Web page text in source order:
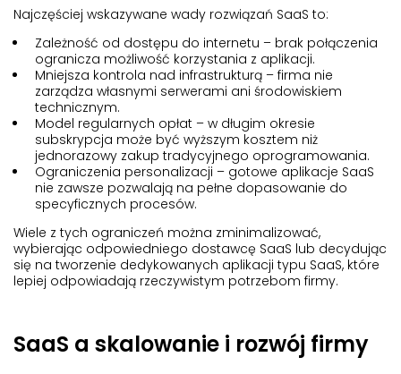
Najczęściej wskazywane wady rozwiązań SaaS to:
Zależność od dostępu do internetu – brak połączenia
ogranicza możliwość korzystania z aplikacji.
Mniejsza kontrola nad infrastrukturą – firma nie
zarządza własnymi serwerami ani środowiskiem
technicznym.
Model regularnych opłat – w długim okresie
subskrypcja może być wyższym kosztem niż
jednorazowy zakup tradycyjnego oprogramowania.
Ograniczenia personalizacji – gotowe aplikacje SaaS
nie zawsze pozwalają na pełne dopasowanie do
specyficznych procesów.
Wiele z tych ograniczeń można zminimalizować,
wybierając odpowiedniego dostawcę SaaS lub decydując
się na tworzenie dedykowanych aplikacji typu SaaS, które
lepiej odpowiadają rzeczywistym potrzebom firmy.
SaaS a skalowanie i rozwój firmy